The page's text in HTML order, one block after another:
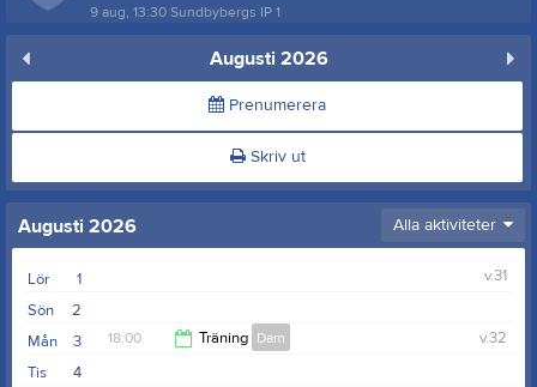
9 aug, 13:30Sundbybergs IP 1
Augusti 2026
Prenumerera
Skriv ut
Augusti 2026 Alla aktiviteter
1
Lör
v.31
2
Sön
3
Mån v.32
18:00 Träning Dam
4
Tis